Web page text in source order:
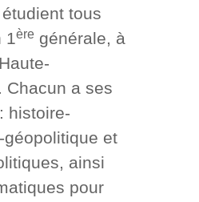
tous
1èregénérale, à
Chacun a ses
histoire-
géopolitique et
ainsi
pour